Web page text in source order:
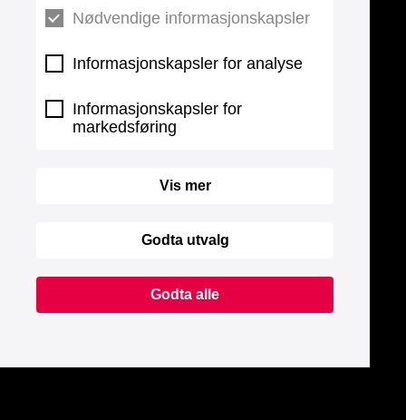
Nødvendige informasjonskapsler
Informasjonskapsler for analyse
Informasjonskapsler for
markedsføring
Vis mer
Godta utvalg
Godta alle